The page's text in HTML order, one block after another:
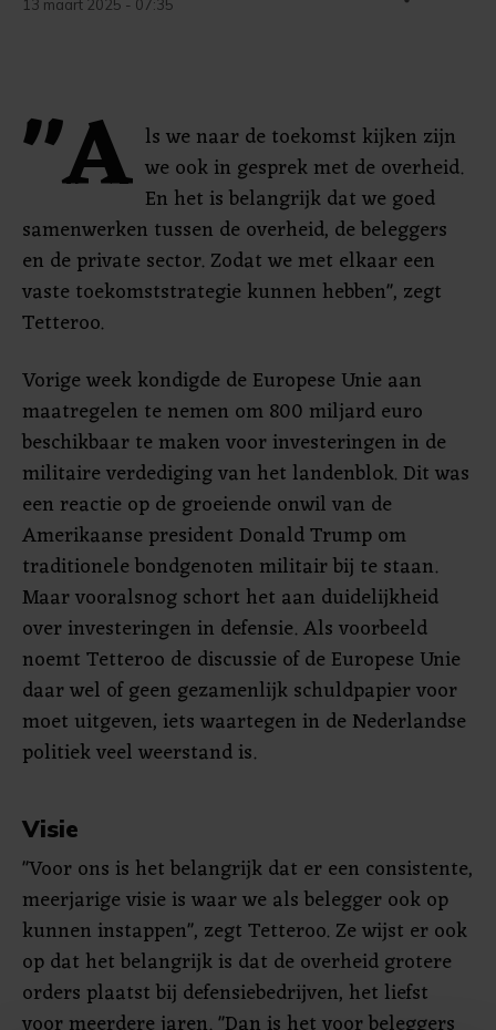
13 maart 2025 - 07:35
"A ls we naar de toekomst kijken zijn
we ook in gesprek met de overheid.
En het is belangrijk dat we goed
samenwerken tussen de overheid, de beleggers
en de private sector. Zodat we met elkaar een
vaste toekomststrategie kunnen hebben", zegt
Tetteroo.
Vorige week kondigde de Europese Unie aan
maatregelen te nemen om 800 miljard euro
beschikbaar te maken voor investeringen in de
militaire verdediging van het landenblok. Dit was
een reactie op de groeiende onwil van de
Amerikaanse president Donald Trump om
traditionele bondgenoten militair bij te staan.
Maar vooralsnog schort het aan duidelijkheid
over investeringen in defensie. Als voorbeeld
noemt Tetteroo de discussie of de Europese Unie
daar wel of geen gezamenlijk schuldpapier voor
moet uitgeven, iets waartegen in de Nederlandse
politiek veel weerstand is.
Visie
"Voor ons is het belangrijk dat er een consistente,
meerjarige visie is waar we als belegger ook op
kunnen instappen", zegt Tetteroo. Ze wijst er ook
op dat het belangrijk is dat de overheid grotere
orders plaatst bij defensiebedrijven, het liefst